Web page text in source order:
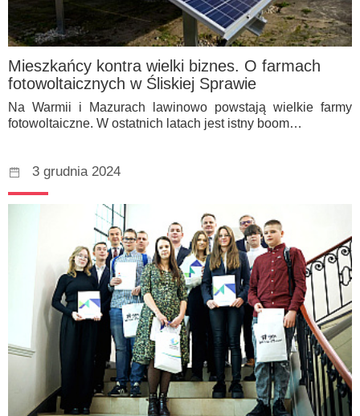
Mieszkańcy kontra wielki biznes. O farmach
fotowoltaicznych w Śliskiej Sprawie
Na Warmii i Mazurach lawinowo powstają wielkie farmy
fotowoltaiczne. W ostatnich latach jest istny boom…
3 grudnia 2024